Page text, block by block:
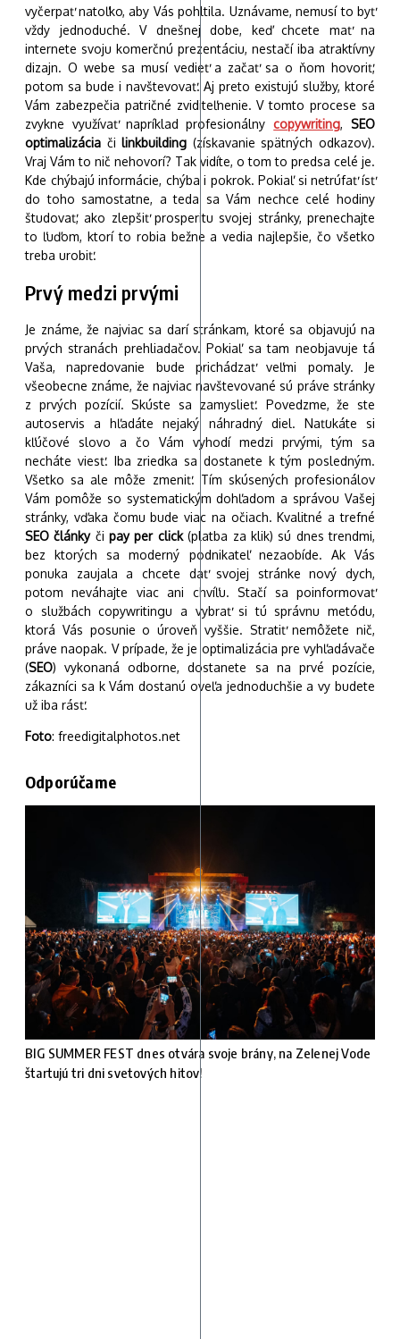
vyčerpať natoľko, aby Vás pohltila. Uznávame, nemusí to byť
vždy jednoduché. V dnešnej dobe, keď chcete mať na
internete svoju komerčnú prezentáciu, nestačí iba atraktívny
dizajn. O webe sa musí vedieť a začať sa o ňom hovoriť,
potom sa bude i navštevovať. Aj preto existujú služby, ktoré
Vám zabezpečia patričné zviditeľnenie. V tomto procese sa
zvykne využívať napríklad profesionálnycopywriting,SEO
optimalizácia čilinkbuilding (získavanie spätných odkazov).
Vraj Vám to nič nehovorí? Tak vidíte, o tom to predsa celé je.
Kde chýbajú informácie, chýba i pokrok. Pokiaľ si netrúfať ísť
do toho samostatne, a teda sa Vám nechce celé hodiny
študovať, ako zlepšiť prosperitu svojej stránky, prenechajte
to ľuďom, ktorí to robia bežne a vedia najlepšie, čo všetko
treba urobiť.
Prvý medzi prvými
Je známe, že najviac sa darí stránkam, ktoré sa objavujú na
prvých stranách prehliadačov. Pokiaľ sa tam neobjavuje tá
Vaša, napredovanie bude prichádzať veľmi pomaly. Je
všeobecne známe, že najviac navštevované sú práve stránky
z prvých pozícií. Skúste sa zamyslieť. Povedzme, že ste
autoservis a hľadáte nejaký náhradný diel. Naťukáte si
kľúčové slovo a čo Vám vyhodí medzi prvými, tým sa
necháte viesť. Iba zriedka sa dostanete k tým posledným.
Všetko sa ale môže zmeniť. Tím skúsených profesionálov
Vám pomôže so systematickým dohľadom a správou Vašej
stránky, vďaka čomu bude viac na očiach. Kvalitné a trefné
SEO články čipay per click(platba za klik) sú dnes trendmi,
bez ktorých sa moderný podnikateľ nezaobíde. Ak Vás
ponuka zaujala a chcete dať svojej stránke nový dych,
potom neváhajte viac ani chvíľu. Stačí sa poinformovať
o službách copywritingu a vybrať si tú správnu metódu,
ktorá Vás posunie o úroveň vyššie. Stratiť nemôžete nič,
práve naopak. V prípade, že je optimalizácia pre vyhľadávače
(SEO) vykonaná odborne, dostanete sa na prvé pozície,
zákazníci sa k Vám dostanú oveľa jednoduchšie a vy budete
už iba rásť.
Foto: freedigitalphotos.net
Odporúčame
BIG SUMMER FEST dnes otvára svoje brány, na Zelenej Vode
štartujú tri dni svetových hitov!